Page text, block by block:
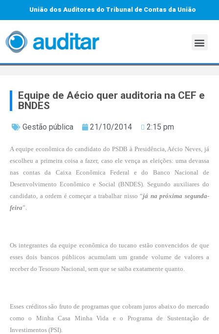
União dos Auditores do Tribunal de Contas da União
Equipe de Aécio quer auditoria na CEF e
BNDES
Gestão pública 21/10/2014 2:15 pm
A equipe econômica do candidato do PSDB à Presidência, Aécio Neves, já
escolheu a primeira coisa a fazer, caso ele vença as eleições: uma devassa
nas contas da Caixa Econômica Federal e do Banco Nacional de
Desenvolvimento Econômico e Social (BNDES). Segundo auxiliares do
candidato, a ordem é começar a trabalhar nisso “já na próxima segunda-
feira”.
Os integrantes da equipe econômica do tucano estão convencidos de que
esses dois bancos públicos acumulam um grande volume de valores a
receber do Tesouro Nacional, sem que se saiba exatamente quanto.
Esses créditos são fruto de programas que cobram juros abaixo do mercado
como o Minha Casa Minha Vida e o Programa de Sustentação de
Investimentos (PSI).